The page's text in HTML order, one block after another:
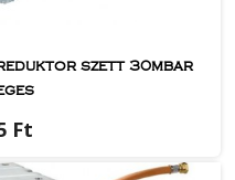
szett 30mbar
Ft